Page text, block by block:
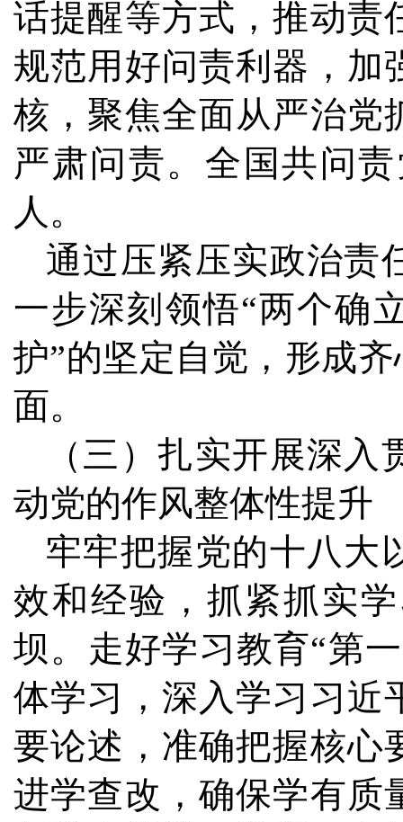
话提醒等方式，推动责
规范用好问责利器，加
核，聚焦全面从严治党
严肃问责。全国共问
人。
通过压紧压实政治责
一步深刻领悟“两个确
护”的坚定自觉，形成
面。
（三）扎实开展深
动党的作风整体性提升
牢牢把握党的十八大
效和经验，抓紧抓实
坝。走好学习教育“第
体学习，深入学习习近
要论述，准确把握核心
进学查改，确保学有质